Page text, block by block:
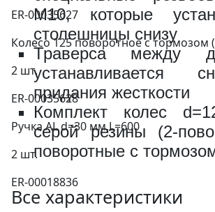
9570 за шт.
Рабочая панель
ВxШxГ:
Вес:
ER-00035627
Колесо 125 поворотное с тормозом
2 шт.
ER-00035628
Ручка AL d=30 мм,L=600
2 шт.
ER-00018836
М10, которые
столешницы снизу
Траверса между
устанавливается
придания жесткости
Комплект колес
серой резины (2-
поворотные с
Все характеристики